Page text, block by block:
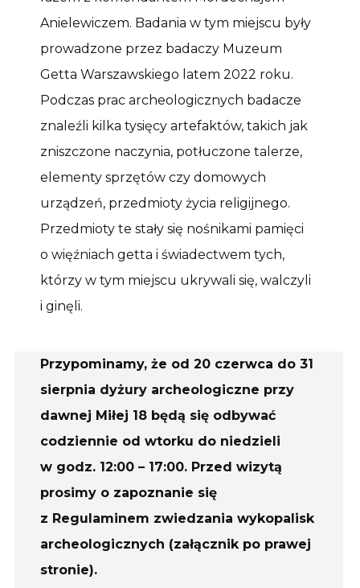
Anielewiczem. Badania w tym miejscu były
prowadzone przez badaczy Muzeum
Getta Warszawskiego latem 2022 roku.
Podczas prac archeologicznych badacze
znaleźli kilka tysięcy artefaktów, takich jak
zniszczone naczynia, potłuczone talerze,
elementy sprzętów czy domowych
urządzeń, przedmioty życia religijnego.
Przedmioty te stały się nośnikami pamięci
o więźniach getta i świadectwem tych,
którzy w tym miejscu ukrywali się, walczyli
i ginęli.
Przypominamy, że od 20 czerwca do 31
sierpnia dyżury archeologiczne przy
dawnej Miłej 18 będą się odbywać
codziennie od wtorku do niedzieli
w godz. 12:00 – 17:00. Przed wizytą
prosimy o zapoznanie się
z Regulaminem zwiedzania wykopalisk
archeologicznych (załącznik po prawej
stronie).